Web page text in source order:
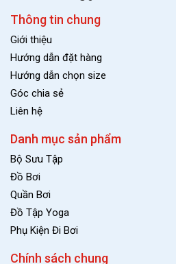
Thông tin chung
Giới thiệu
Hướng dẫn đặt hàng
Hướng dẫn chọn size
Góc chia sẻ
Liên hệ
Danh mục sản phẩm
Bộ Sưu Tập
Đồ Bơi
Quần Bơi
Đồ Tập Yoga
Phụ Kiện Đi Bơi
Chính sách chung